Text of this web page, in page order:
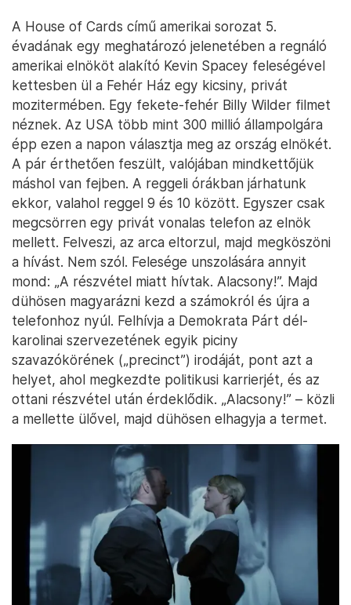
A House of Cards című amerikai sorozat 5.
évadának egy meghatározó jelenetében a regnáló
amerikai elnököt alakító Kevin Spacey feleségével
kettesben ül a Fehér Ház egy kicsiny, privát
mozitermében. Egy fekete-fehér Billy Wilder filmet
néznek. Az USA több mint 300 millió állampolgára
épp ezen a napon választja meg az ország elnökét.
A pár érthetően feszült, valójában mindkettőjük
máshol van fejben. A reggeli órákban járhatunk
ekkor, valahol reggel 9 és 10 között. Egyszer csak
megcsörren egy privát vonalas telefon az elnök
mellett. Felveszi, az arca eltorzul, majd megköszöni
a hívást. Nem szól. Felesége unszolására annyit
mond: „A részvétel miatt hívtak. Alacsony!”. Majd
dühösen magyarázni kezd a számokról és újra a
telefonhoz nyúl. Felhívja a Demokrata Párt dél-
karolinai szervezetének egyik piciny
szavazókörének („precinct”) irodáját, pont azt a
helyet, ahol megkezdte politikusi karrierjét, és az
ottani részvétel után érdeklődik. „Alacsony!” – közli
a mellette ülővel, majd dühösen elhagyja a termet.